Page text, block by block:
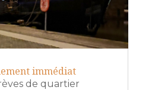
immédiat
de quartier